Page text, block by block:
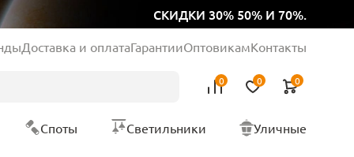
СКИДКИ 30% 50% И 70%.
Доставка и оплатаГарантииОптовикамКонтакты
0 0 0
Споты Светильники Уличные